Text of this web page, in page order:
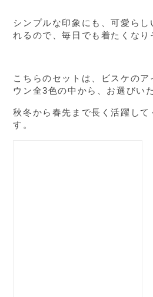
シンプルな印象にも、可愛らし
れるので、毎日でも着たくなり
こちらのセットは、ビスケのア
ウン全3色の中から、お選びい
秋冬から春先まで長く活躍し
す。